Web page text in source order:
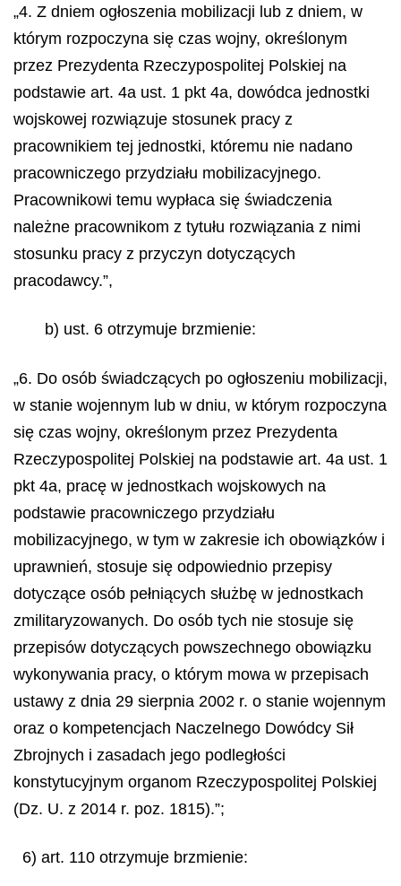
„4. Z dniem ogłoszenia mobilizacji lub z dniem, w
którym rozpoczyna się czas wojny, określonym
przez Prezydenta Rzeczypospolitej Polskiej na
podstawie art. 4a ust. 1 pkt 4a, dowódca jednostki
wojskowej rozwiązuje stosunek pracy z
pracownikiem tej jednostki, któremu nie nadano
pracowniczego przydziału mobilizacyjnego.
Pracownikowi temu wypłaca się świadczenia
należne pracownikom z tytułu rozwiązania z nimi
stosunku pracy z przyczyn dotyczących
pracodawcy.”,
b) ust. 6 otrzymuje brzmienie:
„6. Do osób świadczących po ogłoszeniu mobilizacji,
w stanie wojennym lub w dniu, w którym rozpoczyna
się czas wojny, określonym przez Prezydenta
Rzeczypospolitej Polskiej na podstawie art. 4a ust. 1
pkt 4a, pracę w jednostkach wojskowych na
podstawie pracowniczego przydziału
mobilizacyjnego, w tym w zakresie ich obowiązków i
uprawnień, stosuje się odpowiednio przepisy
dotyczące osób pełniących służbę w jednostkach
zmilitaryzowanych. Do osób tych nie stosuje się
przepisów dotyczących powszechnego obowiązku
wykonywania pracy, o którym mowa w przepisach
ustawy z dnia 29 sierpnia 2002 r. o stanie wojennym
oraz o kompetencjach Naczelnego Dowódcy Sił
Zbrojnych i zasadach jego podległości
konstytucyjnym organom Rzeczypospolitej Polskiej
(Dz. U. z 2014 r. poz. 1815).”;
6) art. 110 otrzymuje brzmienie: